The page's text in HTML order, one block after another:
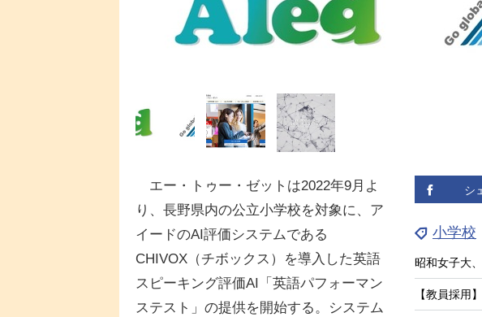
シ
小学校
【教員採用
エー・トゥー・ゼットは2022年9月よ
り、長野県内の公立小学校を対象に、ア
イードのAI評価システムである
CHIVOX（チボックス）を導入した英語
スピーキング評価AI「英語パフォーマン
ステスト」の提供を開始する。システム